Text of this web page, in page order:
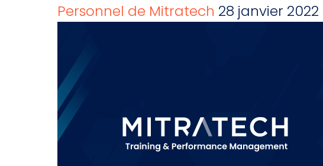
Personnel de Mitratech 28 janvier 2022